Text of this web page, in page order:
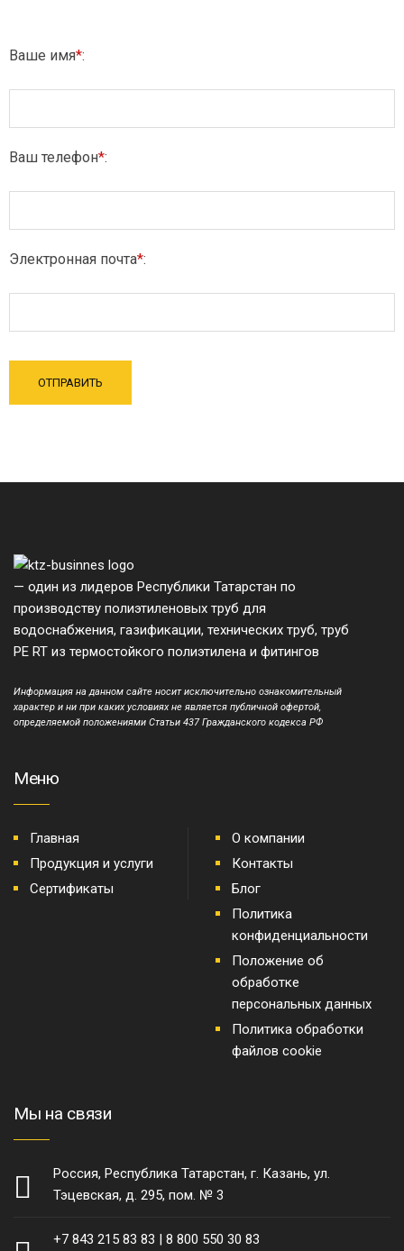
Ваше имя*:
Ваш телефон*:
Электронная почта*:
— один из лидеров Республики Татарстан по
производству полиэтиленовых труб для
водоснабжения, газификации, технических труб, труб
PE RT из термостойкого полиэтилена и фитингов
Информация на данном сайте носит исключительно ознакомительный
характер и ни при каких условиях не является публичной офертой,
определяемой положениями Статьи 437 Гражданского кодекса РФ
Меню
Главная
Продукция и услуги
Сертификаты
О компании
Контакты
Блог
Политика
конфиденциальности
Положение об
обработке
персональных данных
Политика обработки
файлов cookie
Мы на связи
Россия, Республика Татарстан, г. Казань, ул.
Тэцевская, д. 295, пом. № 3
+7 843 215 83 83 | 8 800 550 30 83